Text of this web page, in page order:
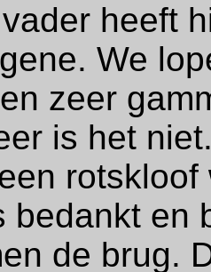
heeft
We
zeer
is het
bedankt en
de brug.